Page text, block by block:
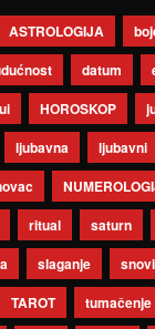
ASTROLOGIJA
datum
HOROSKOP
ljubavna ljubavni
ritual saturn
slaganje snovi
TAROT tumačenje